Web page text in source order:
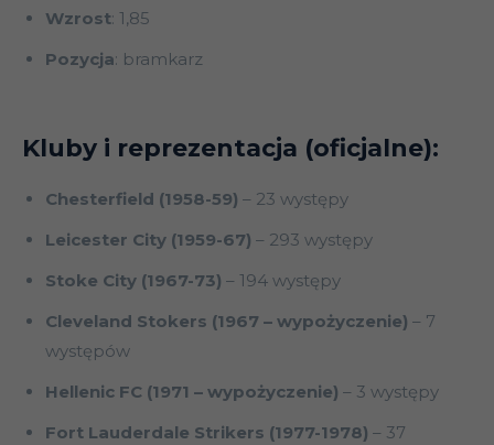
Wzrost: 1,85
Pozycja: bramkarz
Kluby i reprezentacja (oficjalne):
Chesterfield (1958-59) – 23 występy
Leicester City (1959-67) – 293 występy
Stoke City (1967-73) – 194 występy
Cleveland Stokers (1967 – wypożyczenie) – 7
występów
Hellenic FC (1971 – wypożyczenie) – 3 występy
Fort Lauderdale Strikers (1977-1978) – 37